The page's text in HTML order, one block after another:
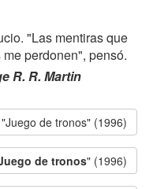
"Las mentiras que
perdonen", pensó.
R. R. Martin
"Juego de tronos" (1996)
de tronos" (1996)